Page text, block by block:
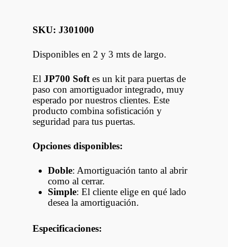
SKU: J301000
Disponibles en 2 y 3 mts de largo.
El JP700 Soft es un kit para puertas de
paso con amortiguador integrado, muy
esperado por nuestros clientes. Este
producto combina sofisticación y
seguridad para tus puertas.
Opciones disponibles:
Doble: Amortiguación tanto al abrir
como al cerrar.
Simple: El cliente elige en qué lado
desea la amortiguación.
Especificaciones: